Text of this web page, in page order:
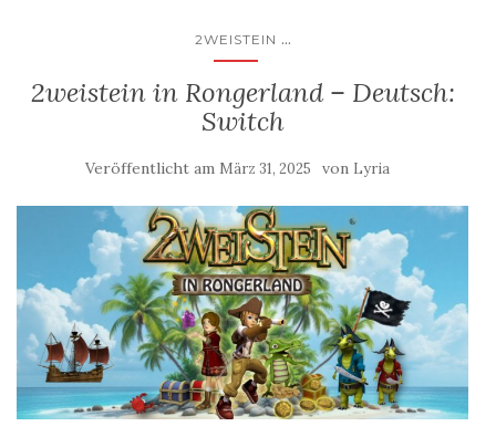
2WEISTEIN ...
2weistein in Rongerland – Deutsch:
Switch
Veröffentlicht am März 31, 2025 von Lyria